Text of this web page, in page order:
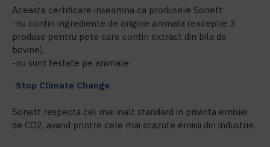
Aceasta certificare inseamna ca produsele Sonett:
-nu contin ingrediente de origine animala (exceptie 3
produse pentru pete care contin extract din bila de
bovine).
-nu sunt testate pe animale
-Stop Climate Change
Sonett respecta cel mai inalt standard in privinta emisiei
de CO2, avand printre cele mai scazute emisii din industrie.